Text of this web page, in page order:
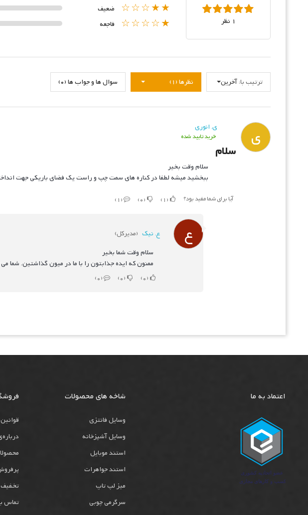
1 نظر
★★☆☆☆ ضعیف
★☆☆☆☆ فاجعه
نظرها (1) سوال ها و جواب ها (0) ترتیب با:آخرین
ی ی. انوری
خرید تایید شده
سلام
سلام وقت بخیر
ببخشید میشه لطفا در کناره های سمت چپ و راست یک فضای باریکی جهت
آیا برای شما مفید بود؟ 1
0
1
ع ع. نیک (مدیرکل)
سلام وقت شما بخیر
ممنون که ایده جذابتون را با ما در میون گذاشتین.
0
0
0
اعتماد به ما شاخه های محصولات
وسایل فانتزی
وسایل آشپزخانه
استند موبایل
استند جواهرات
میز لپ تاپ
سرگرمی چوبی
تخفیف
تماس